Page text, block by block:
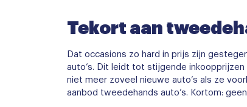
Tekort aan
Dat occasions zo hard in prijs zijn
auto’s. Dit leidt tot stijgende
niet meer zoveel nieuwe auto’s als ze
aanbod tweedehands auto’s. Kortom: